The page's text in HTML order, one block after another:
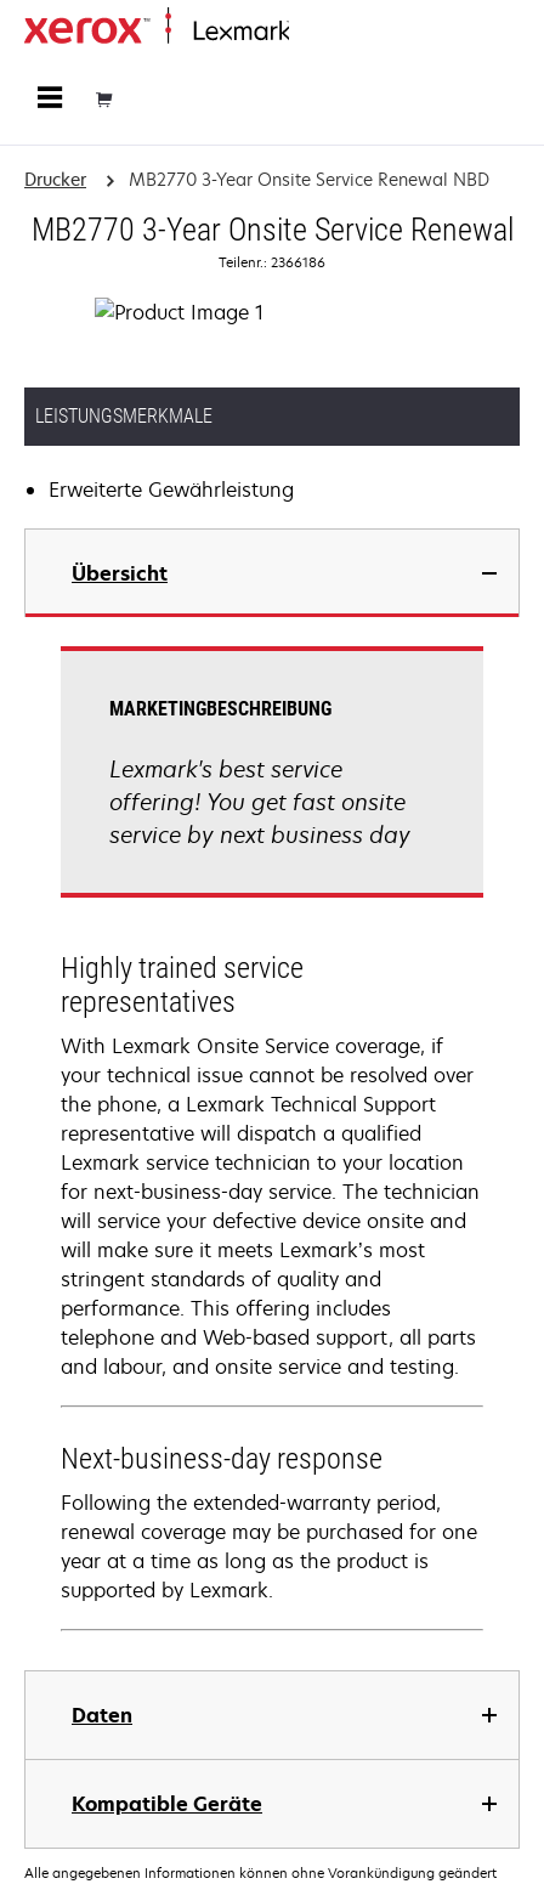
Drucker MB2770 3-Year Onsite Service Renewal NBD
MB2770 3-Year Onsite Service Renewal
Teilenr.: 2366186
LEISTUNGSMERKMALE
Erweiterte Gewährleistung
Übersicht
Daten
Kompatible Geräte
MARKETINGBESCHREIBUNG
Lexmark's best service
offering! You get fast onsite
service by next business day
Highly trained service
representatives
With Lexmark Onsite Service coverage, if
your technical issue cannot be resolved over
the phone, a Lexmark Technical Support
representative will dispatch a qualified
Lexmark service technician to your location
for next-business-day service. The technician
will service your defective device onsite and
will make sure it meets Lexmark’s most
stringent standards of quality and
performance. This offering includes
telephone and Web-based support, all parts
and labour, and onsite service and testing.
Next-business-day response
Following the extended-warranty period,
renewal coverage may be purchased for one
year at a time as long as the product is
supported by Lexmark.
Alle angegebenen Informationen können ohne Vorankündigung geändert